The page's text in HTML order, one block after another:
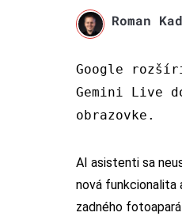
Roman
Google
Gemini Live
obrazovke.
AI asistenti sa
nová funkcionalita
zadného